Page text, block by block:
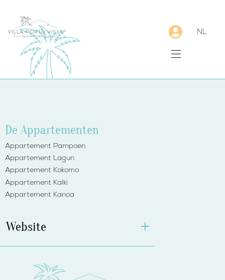
NL
De Appartementen
Appartement Pampoen
Appartement Lagun
Appartement Kokomo
Appartement Kalki
Appartement Kanoa
Website